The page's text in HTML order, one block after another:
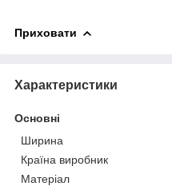
Приховати
Характеристики
Основні
Ширина
Країна виробник
Матеріал